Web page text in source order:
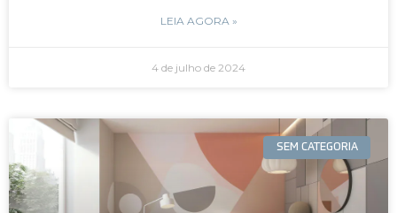
LEIA AGORA »
4 de julho de 2024
SEM CATEGORIA